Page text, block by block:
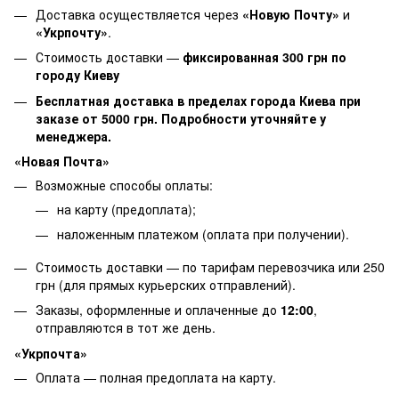
Доставка осуществляется через «Новую Почту» и
«Укрпочту».
Стоимость доставки — фиксированная 300 грн по
городу Киеву
Бесплатная доставка в пределах города Киева при
заказе от 5000 грн. Подробности уточняйте у
менеджера.
«Новая Почта»
Возможные способы оплаты:
на карту (предоплата);
наложенным платежом (оплата при получении).
Стоимость доставки — по тарифам перевозчика или 250
грн (для прямых курьерских отправлений).
Заказы, оформленные и оплаченные до 12:00,
отправляются в тот же день.
«Укрпочта»
Оплата — полная предоплата на карту.